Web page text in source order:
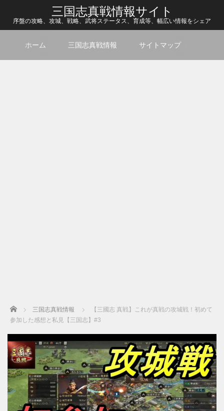
三国志真戦情報サイト
序盤の攻略、攻城、戦略、武将ステータス、育成等、幅広い情報をシェア
ホーム 三国志真戦情報 サイトマップ
Home 三国志真戦情報
【三國志 真戦】これが真戦の攻城戦！初めて
参加した感想と私見【三国志】#3